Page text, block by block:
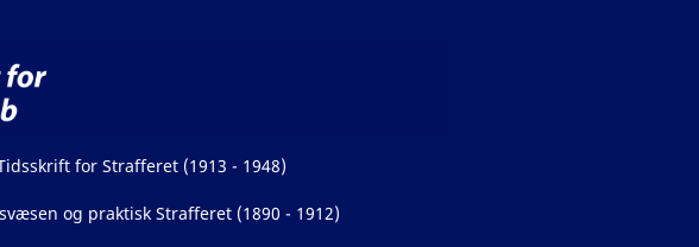
for Strafferet (1913 - 1948)
og praktisk Strafferet (1890 - 1912)